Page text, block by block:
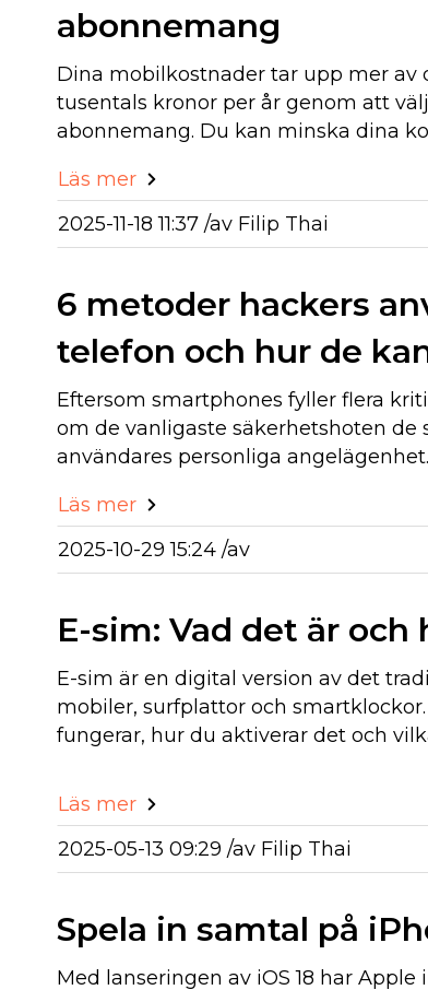
abonnemang
Dina mobilkostnader tar upp mer av
tusentals kronor per år genom att
abonnemang. Du kan minska dina
2025-11-18 11:37 /av Filip Thai
Läs mer
6 metoder hackers
telefon och hur de
Eftersom smartphones fyller flera
om de vanligaste säkerhetshoten de
användares personliga
2025-10-29 15:24 /av
Läs mer
E-sim: Vad det är
E-sim är en digital version av det
mobiler, surfplattor och
fungerar, hur du aktiverar det och
2025-05-13 09:29 /av Filip Thai
Läs mer
Spela in samtal på
Med lanseringen av iOS 18 har